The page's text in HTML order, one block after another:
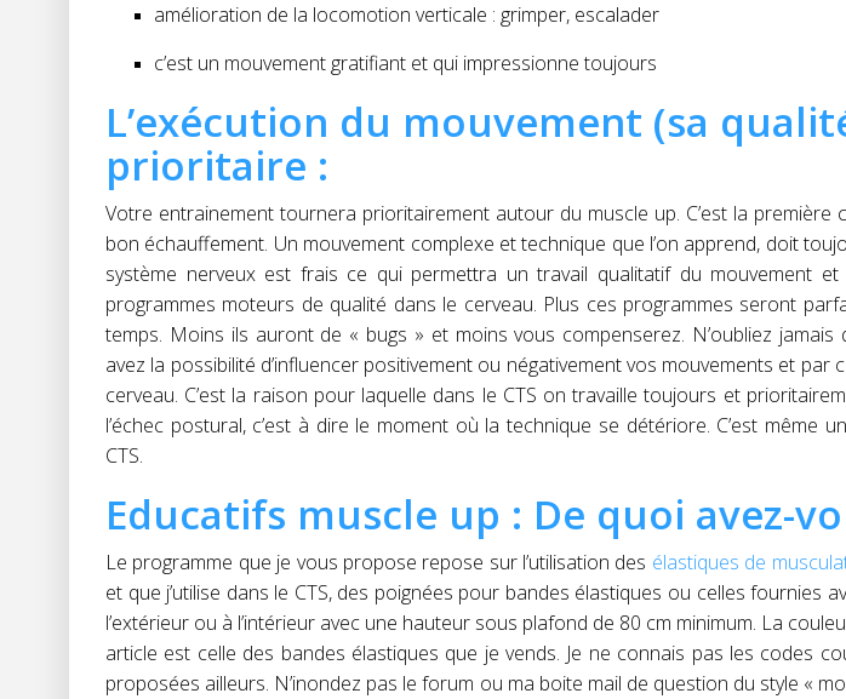
amélioration de la locomotion verticale : grimper, escalader
c’est un mouvement gratifiant et qui impressionne toujours
L’exécution du mouvement (sa
prioritaire :
Votre entrainement tournera prioritairement autour du muscle up. C’est la première
bon échauffement. Un mouvement complexe et technique que l’on apprend, doit
système nerveux est frais ce qui permettra un travail qualitatif du mouvement et
programmes moteurs de qualité dans le cerveau. Plus ces programmes seront
temps. Moins ils auront de « bugs » et moins vous compenserez. N’oubliez
avez la possibilité d’influencer positivement ou négativement vos mouvements et
cerveau. C’est la raison pour laquelle dans le CTS on travaille toujours et
l’échec postural, c’est à dire le moment où la technique se détériore. C’est même
CTS.
Educatifs muscle up : De quoi avez-
Le programme que je vous propose repose sur l’utilisation des élastiques de
et que j’utilise dans le CTS, des poignées pour bandes élastiques ou celles fournies
l’extérieur ou à l’intérieur avec une hauteur sous plafond de 80 cm minimum. La
article est celle des bandes élastiques que je vends. Je ne connais pas les codes
proposées ailleurs. N’inondez pas le forum ou ma boite mail de question du style «